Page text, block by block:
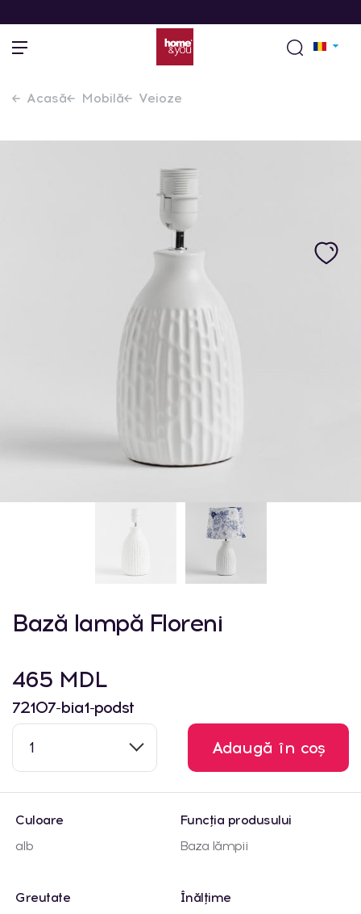
Acasă Mobilă Veioze
Bază lampă Floreni
465 MDL
72107-bia1-podst
1 Adaugă în coș
Culoare
alb
Funcția produsului
Baza lămpii
Greutate
Înălțime